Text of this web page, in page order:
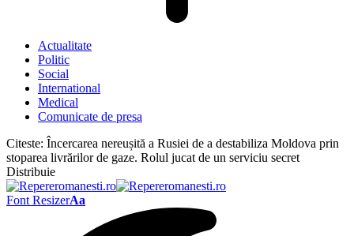
Actualitate
Politic
Social
International
Medical
Comunicate de presa
Citeste: Încercarea nereușită a Rusiei de a destabiliza Moldova prin
stoparea livrărilor de gaze. Rolul jucat de un serviciu secret
Distribuie
Font ResizerAa